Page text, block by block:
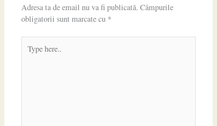
Adresa ta de email nu va fi publicată. Câmpurile
obligatorii sunt marcate cu *
here..